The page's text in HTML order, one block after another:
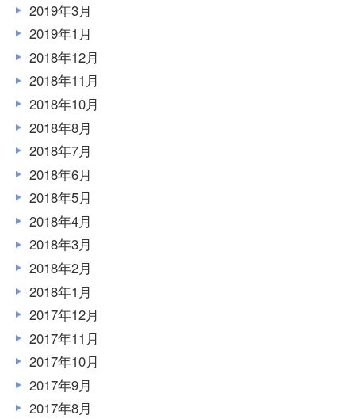
2019年3月
2019年1月
2018年12月
2018年11月
2018年10月
2018年8月
2018年7月
2018年6月
2018年5月
2018年4月
2018年3月
2018年2月
2018年1月
2017年12月
2017年11月
2017年10月
2017年9月
2017年8月